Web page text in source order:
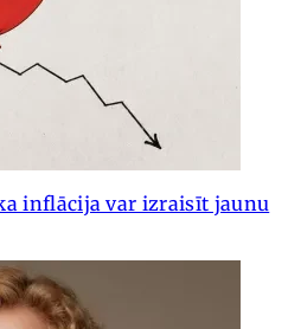
inflācija var izraisīt jaunu